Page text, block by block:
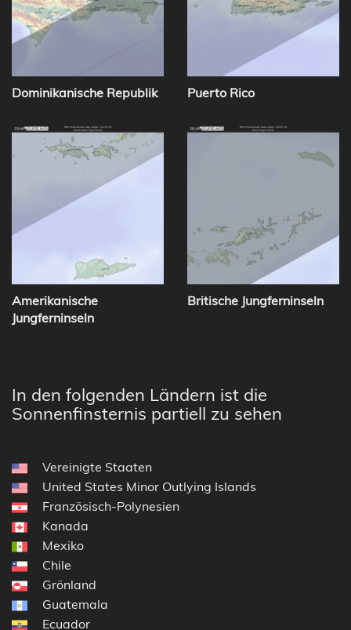
Dominikanische Republik Puerto Rico
Amerikanische
Jungferninseln
Britische Jungferninseln
In den folgenden Ländern ist die
Sonnenfinsternis partiell zu sehen
Vereinigte Staaten
United States Minor Outlying Islands
Französisch-Polynesien
Kanada
Mexiko
Chile
Grönland
Guatemala
Ecuador